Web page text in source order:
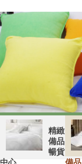
精緻
備品
暢貨
中心
備品